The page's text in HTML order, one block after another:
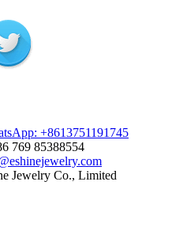
+8613751191745
769 85388554
Jewelry Co., Limited